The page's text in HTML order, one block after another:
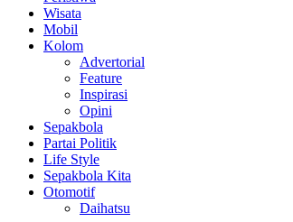
Wisata
Mobil
Kolom
Advertorial
Feature
Inspirasi
Opini
Sepakbola
Partai Politik
Life Style
Sepakbola Kita
Otomotif
Daihatsu